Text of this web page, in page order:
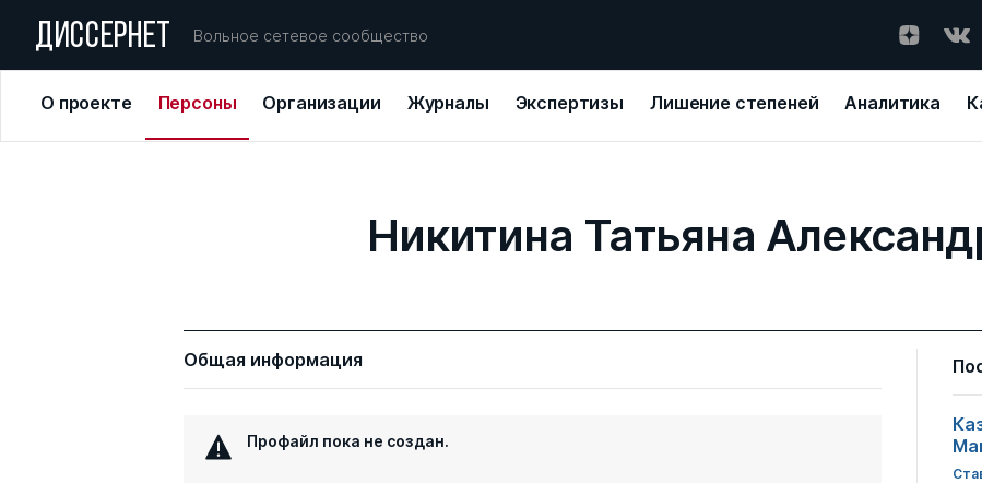
ДИССЕРНЕТ Вольное сетевое сообщество
О проекте Персоны Организации Журналы Экспертизы Лишение степеней Аналитика
Никитина Татьяна
Общая информация
Профайл пока не создан.